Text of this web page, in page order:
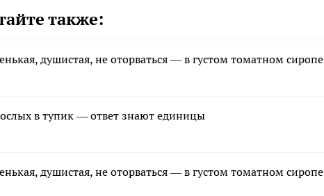
также:
душистая, не оторваться — в густом томатном сиропе
в тупик — ответ знают единицы
душистая, не оторваться — в густом томатном сиропе